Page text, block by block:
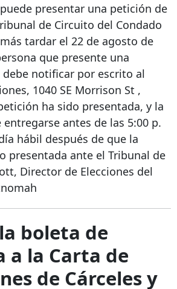
presentar una petición de
de Circuito del Condado
tardar el 22 de agosto de
que presente una
notificar por escrito al
1040 SE Morrison St ,
ha sido presentada, y la
antes de las 5:00 p.
hábil después de que la
presentada ante el Tribunal de
Director de Elecciones del
boleta de
a la Carta de
de Cárceles y